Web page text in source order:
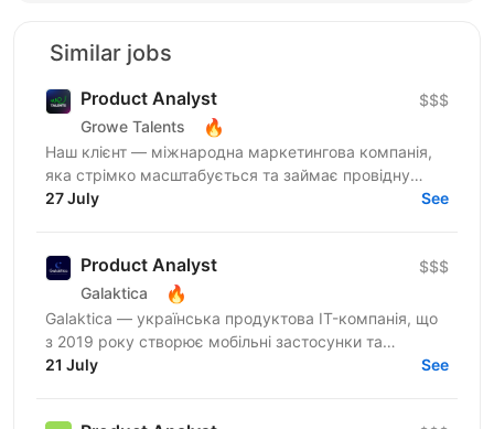
Similar jobs
Product Analyst
Growe Talents 🔥
$$$
Наш клієнт — міжнародна маркетингова компанія,
яка стрімко масштабується та займає провідну
позицію в індустрії iGaming, з особливою увагою до
27 July See
Product Analyst
Galaktica 🔥
$$$
Galaktica — українська продуктова IT-компанія, що
з 2019 року створює мобільні застосунки та
вебпродукти для ринків Tier-1. У команді 350+
21 July See